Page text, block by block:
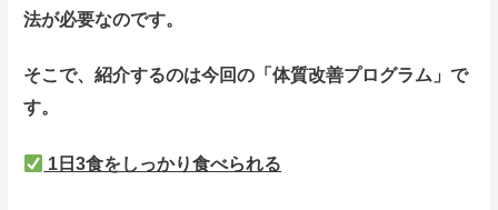
法が必要なのです。
そこで、紹介するのは今回の「体質改善プログラム」で
す。
1日3食をしっかり食べられる